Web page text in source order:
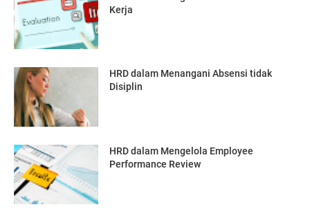
Kerja
HRD dalam Menangani Absensi tidak
Disiplin
HRD dalam Mengelola Employee
Performance Review